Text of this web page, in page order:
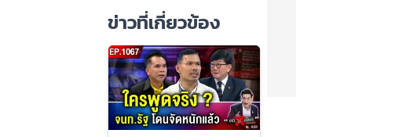
ข่าวที่เกี่ยวข้อง